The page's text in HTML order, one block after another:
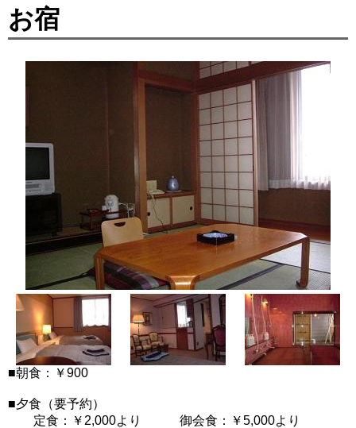
お宿
■朝食：￥900
■夕食（要予約）
定食：￥2,000より 御会食：￥5,000より